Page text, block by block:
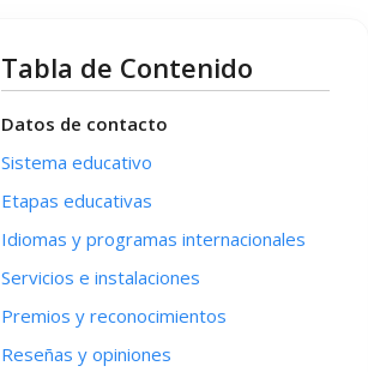
Tabla de Contenido
Datos de contacto
Sistema educativo
Etapas educativas
Idiomas y programas internacionales
Servicios e instalaciones
Premios y reconocimientos
Reseñas y opiniones